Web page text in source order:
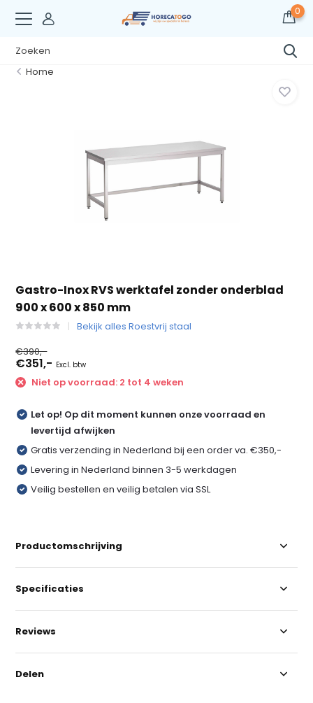
0
Home
Gastro-Inox RVS werktafel zonder onderblad
900 x 600 x 850 mm
Bekijk alles Roestvrij staal
€390,-
€351,- Excl. btw
Niet op voorraad: 2 tot 4 weken
Let op! Op dit moment kunnen onze voorraad en
levertijd afwijken
Gratis verzending in Nederland bij een order va. €350,-
Levering in Nederland binnen 3-5 werkdagen
Veilig bestellen en veilig betalen via SSL
Productomschrijving
Specificaties
Reviews
Delen